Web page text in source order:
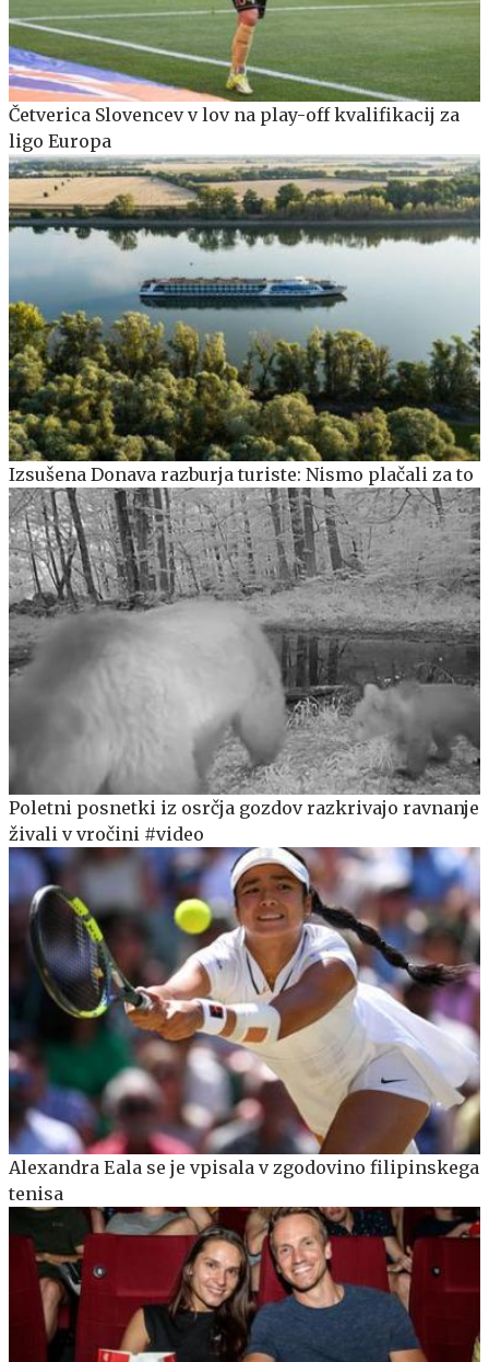
Četverica Slovencev v lov na play-off kvalifikacij za
ligo Europa
Izsušena Donava razburja turiste: Nismo plačali za to
Poletni posnetki iz osrčja gozdov razkrivajo ravnanje
živali v vročini #video
Alexandra Eala se je vpisala v zgodovino filipinskega
tenisa